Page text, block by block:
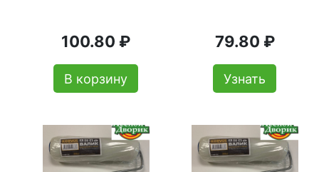
100.80 ₽
В корзину
79.80 ₽
Узнать